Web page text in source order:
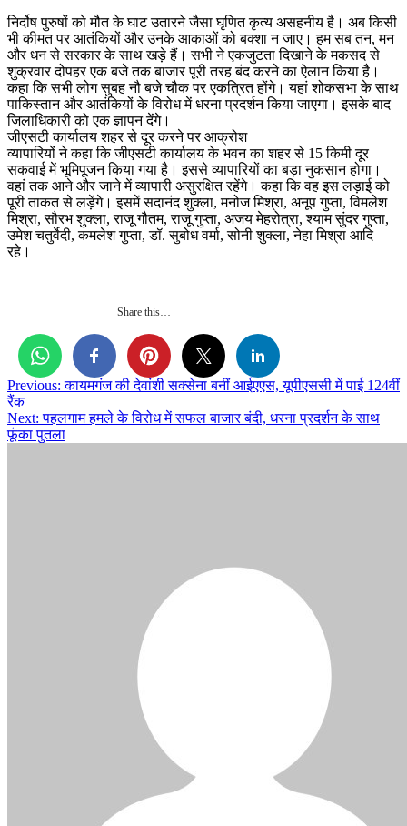
निर्दोष पुरुषों को मौत के घाट उतारने जैसा घृणित कृत्य असहनीय है। अब किसी
भी कीमत पर आतंकियों और उनके आकाओं को बक्शा न जाए। हम सब तन, मन
और धन से सरकार के साथ खड़े हैं। सभी ने एकजुटता दिखाने के मकसद से
शुक्रवार दोपहर एक बजे तक बाजार पूरी तरह बंद करने का ऐलान किया है।
कहा कि सभी लोग सुबह नौ बजे चौक पर एकत्रित होंगे। यहां शोकसभा के साथ
पाकिस्तान और आतंकियों के विरोध में धरना प्रदर्शन किया जाएगा। इसके बाद
जिलाधिकारी को एक ज्ञापन देंगे।
जीएसटी कार्यालय शहर से दूर करने पर आक्रोश
व्यापारियों ने कहा कि जीएसटी कार्यालय के भवन का शहर से 15 किमी दूर
सकवाई में भूमिपूजन किया गया है। इससे व्यापारियों का बड़ा नुकसान होगा।
वहां तक आने और जाने में व्यापारी असुरक्षित रहेंगे। कहा कि वह इस लड़ाई को
पूरी ताकत से लड़ेंगे। इसमें सदानंद शुक्ला, मनोज मिश्रा, अनूप गुप्ता, विमलेश
मिश्रा, सौरभ शुक्ला, राजू गौतम, राजू गुप्ता, अजय मेहरोत्रा, श्याम सुंदर गुप्ता,
उमेश चतुर्वेदी, कमलेश गुप्ता, डॉ. सुबोध वर्मा, सोनी शुक्ला, नेहा मिश्रा आदि
रहे।
Share this…
Post
navigation
Previous: कायमगंज की देवांशी सक्सेना बनीं आईएएस, यूपीएससी में पाई 124वीं
रैंक
Next: पहलगाम हमले के विरोध में सफल बाजार बंदी, धरना प्रदर्शन के साथ
फूंका पुतला